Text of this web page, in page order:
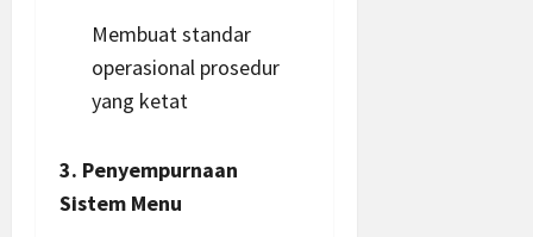
Membuat standar
operasional prosedur
yang ketat
3. Penyempurnaan
Sistem Menu